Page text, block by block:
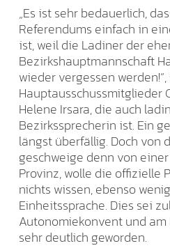
„Es ist sehr bedauerlich,
Referendums einfach in
ist, weil die Ladiner der
Bezirkshauptmannschaft
wieder vergessen
Hauptausschussmitglieder
Helene Irsara, die auch
Bezirkssprecherin ist. Ein
längst überfällig. Doch von
geschweige denn von
Provinz, wolle die offizielle
nichts wissen, ebenso
Einheitssprache. Dies sei
Autonomiekonvent und
sehr deutlich geworden.